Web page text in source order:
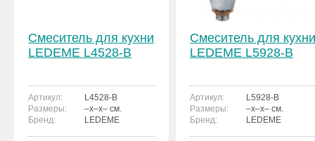
Смеситель для кухни
LEDEME L4528-B
Артикул:
L4528-B
Размеры:
–x–x– см.
Бренд:
LEDEME
Смеситель для кухни
LEDEME L5928-B
Артикул:
L5928-B
Размеры:
–x–x– см.
Бренд:
LEDEME